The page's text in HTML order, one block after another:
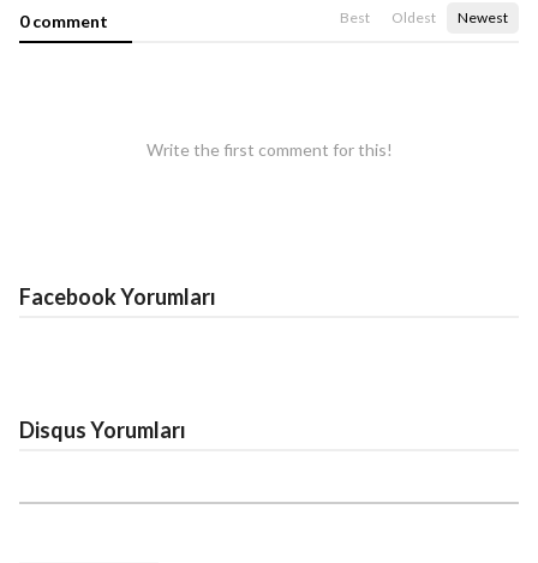
0 comment Best Oldest Newest
Write the first comment for this!
Facebook Yorumları
Disqus Yorumları